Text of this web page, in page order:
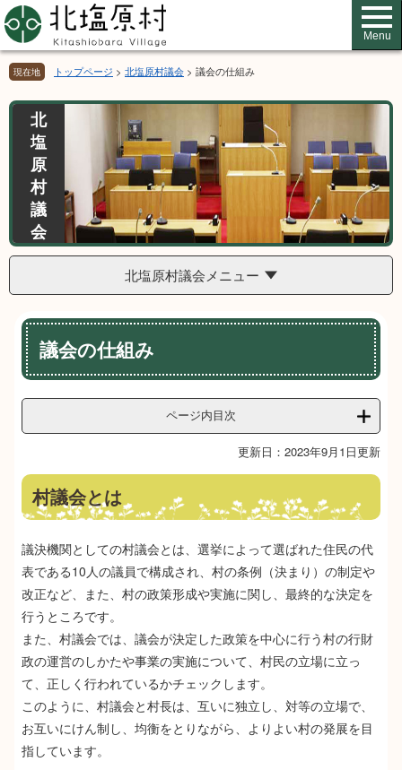
ペ
ー
ジ
の
先
頭
メ
ニ
ュ
ー
を
飛
Menu
現在地 トップページ > 北塩原村議会 > 議会の仕組み
北
塩
原
村
議
会
北塩原村議会メニュー
本
文
議会の仕組み
ページ内目次
更新日：2023年9月1日更新
村議会とは
議決機関としての村議会とは、選挙によって選ばれた住民の代
表である10人の議員で構成され、村の条例（決まり）の制定や
改正など、また、村の政策形成や実施に関し、最終的な決定を
行うところです。
また、村議会では、議会が決定した政策を中心に行う村の行財
政の運営のしかたや事業の実施について、村民の立場に立っ
て、正しく行われているかチェックします。
このように、村議会と村長は、互いに独立し、対等の立場で、
お互いにけん制し、均衡をとりながら、よりよい村の発展を目
指しています。